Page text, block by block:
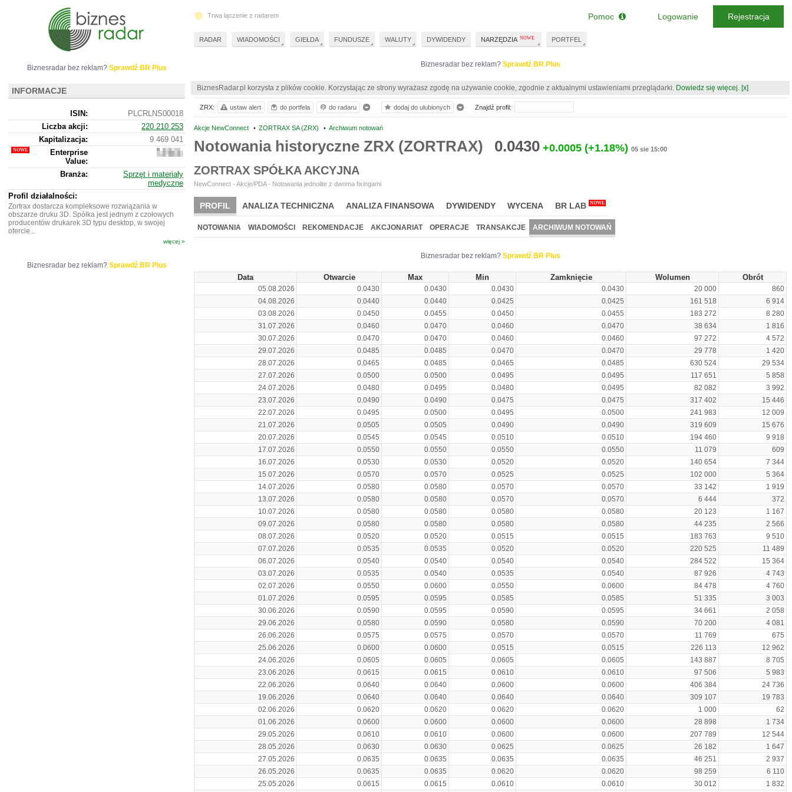
Biznesradar bez reklam? Sprawdź BR Plus
BiznesRadar.pl korzysta z plików cookie. Korzystając ze strony wyrażasz zgodę na używanie cookie, zgodnie z aktualnymi ustawieniami przeglądarki. Dowiedz się więcej. [x]
Akcje NewConnect • ZORTRAX SA (ZRX) • Archiwum notowań
Notowania historyczne ZRX (ZORTRAX) 0.0430 +0.0005 (+1.18%) 05 sie 15:00
ZORTRAX SPÓŁKA AKCYJNA
NewConnect - Akcje/PDA - Notowania jednolite z dwoma fixingami
PROFIL ANALIZA TECHNICZNA ANALIZA FINANSOWA DYWIDENDY WYCENA BR LAB NOWE
NOTOWANIA WIADOMOŚCI REKOMENDACJE AKCJONARIAT OPERACJE TRANSAKCJE ARCHIWUM NOTOWAŃ
Biznesradar bez reklam? Sprawdź BR Plus
Data Otwarcie Max Min Zamknięcie Wolumen Obrót
05.08.2026 0.0430 0.0430 0.0430 0.0430 20 000
860
04.08.2026
0.0440 0.0440 0.0425 0.0425 161 518
6 914
03.08.2026
0.0450 0.0455 0.0450 0.0455 183 272
8 280
31.07.2026
0.0460 0.0470 0.0460 0.0470 38 634
1 816
30.07.2026
0.0470 0.0470 0.0460 0.0460 97 272
4 572
29.07.2026
0.0485 0.0485 0.0470 0.0470 29 778
1 420
28.07.2026
0.0465 0.0485 0.0465 0.0485 630 524
29 534
27.07.2026
0.0500 0.0500 0.0495 0.0495 117 651
5 858
24.07.2026
0.0480 0.0495 0.0480 0.0495 82 082
3 992
23.07.2026
0.0490 0.0490 0.0475 0.0475 317 402
15 446
22.07.2026
0.0495 0.0500 0.0495 0.0500 241 983
12 009
21.07.2026
0.0505 0.0505 0.0490 0.0490 319 609
15 676
20.07.2026
0.0545 0.0545 0.0510 0.0510 194 460
9 918
17.07.2026
0.0550 0.0550 0.0550 0.0550 11 079
609
16.07.2026
0.0530 0.0530 0.0520 0.0520 140 654
7 344
15.07.2026
0.0570 0.0570 0.0525 0.0525 102 000
5 364
14.07.2026
0.0580 0.0580 0.0570 0.0570 33 142
1 919
13.07.2026
0.0580 0.0580 0.0570 0.0570 6 444
372
10.07.2026
0.0580 0.0580 0.0580 0.0580 20 123
1 167
09.07.2026
0.0580 0.0580 0.0580 0.0580 44 235
2 566
08.07.2026
0.0520 0.0520 0.0515 0.0515 183 763
9 510
07.07.2026
0.0535 0.0535 0.0520 0.0520 220 525
11 489
06.07.2026
0.0540 0.0540 0.0540 0.0540 284 522
15 364
03.07.2026
0.0535 0.0540 0.0535 0.0540 87 926
4 743
02.07.2026
0.0550 0.0600 0.0550 0.0600 84 478
4 760
01.07.2026
0.0595 0.0595 0.0585 0.0585 51 335
3 003
30.06.2026
0.0590 0.0595 0.0590 0.0595 34 661
2 058
29.06.2026
0.0580 0.0590 0.0580 0.0590 70 200
4 081
26.06.2026
0.0575 0.0575 0.0570 0.0570 11 769
675
25.06.2026
0.0600 0.0600 0.0515 0.0515 226 113
12 962
24.06.2026
0.0605 0.0605 0.0605 0.0605 143 887
8 705
23.06.2026
0.0615 0.0615 0.0610 0.0610 97 506
5 983
22.06.2026
0.0640 0.0640 0.0600 0.0600 406 384
24 736
19.06.2026
0.0640 0.0640 0.0640 0.0640 309 107
19 783
02.06.2026
0.0620 0.0620 0.0620 0.0620 1 000
62
01.06.2026
0.0600 0.0600 0.0600 0.0600 28 898
1 734
29.05.2026
0.0610 0.0610 0.0600 0.0600 207 789
12 544
28.05.2026
0.0630 0.0630 0.0625 0.0625 26 182
1 647
27.05.2026
0.0635 0.0635 0.0635 0.0635 46 251
2 937
26.05.2026
0.0635 0.0635 0.0620 0.0620 98 259
6 110
25.05.2026
0.0615 0.0615 0.0610 0.0610 30 012 1 832
ZRX: ustaw alert do portfela do radaru dodaj do ulubionych Znajdź profil:
Biznesradar bez reklam? Sprawdź BR Plus
INFORMACJE
ISIN:
PLCRLNS00018
Liczba akcji:
220 210 253
Kapitalizacja:
9 469 041
Enterprise
Value:
9
041
Branża:
Sprzęt i materiały
medyczne
Profil działalności:
Zortrax dostarcza kompleksowe rozwiązania w
obszarze druku 3D. Spółka jest jednym z czołowych
producentów drukarek 3D typu desktop, w swojej
ofercie...
więcej »
Biznesradar bez reklam? Sprawdź BR Plus
Trwa łączenie z radarem
RADAR WIADOMOŚCI GIEŁDA FUNDUSZE WALUTY DYWIDENDY NARZĘDZIA PORTFEL
Pomoc Logowanie Rejestracja